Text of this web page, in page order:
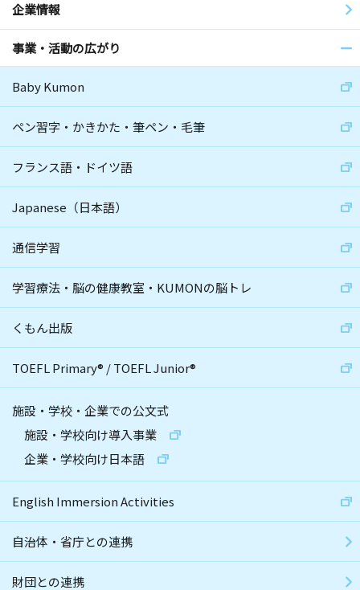
企業情報
事業・活動の広がり
Baby Kumon
ペン習字・かきかた・筆ペン・毛筆
フランス語・ドイツ語
Japanese（日本語）
通信学習
学習療法・脳の健康教室・KUMONの脳トレ
くもん出版
TOEFL Primary® /TOEFL Junior®
施設・学校・企業での公文式
施設・学校向け導入事業
企業・学校向け日本語
English Immersion Activities
自治体・省庁との連携
財団との連携